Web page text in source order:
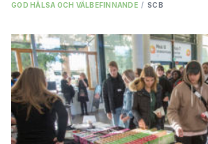
GOD HÄLSA OCH VÄLBEFINNANDE / SCB